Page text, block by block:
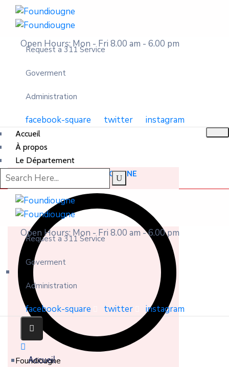
Open Hours: Mon - Fri 8.00 am - 6.00 pm
Request a 311 Service
Goverment
Administration
facebook-square twitter instagram
Accueil
À propos
Le Département
DÉPARTEMENT DE FOUNDIOUGNE
Foundiougne
Open Hours: Mon - Fri 8.00 am - 6.00 pm
Request a 311 Service
Goverment
Administration
facebook-square twitter instagram
Accueil